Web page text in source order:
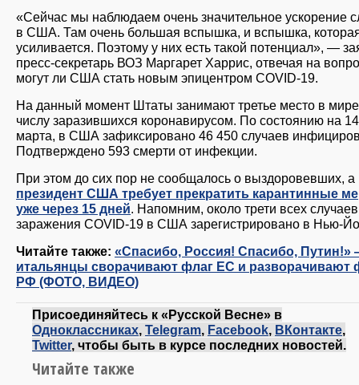
«Сейчас мы наблюдаем очень значительное ускорение
в США. Там очень большая вспышка, и вспышка,
усиливается. Поэтому у них есть такой потенциал», —
пресс-секретарь ВОЗ Маргарет Харрис, отвечая на
могут ли США стать новым эпицентром COVID-19.
На данный момент Штаты занимают третье место в
числу заразившихся коронавирусом. По состоянию на
марта, в США зафиксировано 46 450 случаев
Подтверждено 593 смерти от инфекции.
При этом до сих пор не сообщалось о выздоровевших, а
президент США требует прекратить карантинные
уже через 15 дней. Напомним, около трети всех случаев
заражения COVID-19 в США зарегистрировано в Нью-
Читайте также: «Спасибо, Россия! Спасибо, Путин!»
итальянцы сворачивают флаг ЕС и разворачивают
РФ (ФОТО, ВИДЕО)
Присоединяйтесь к «Русской Весне» в
Одноклассниках Telegram Facebook ВКонтакте
Twitter, чтобы быть в курсе последних новостей.
Читайте также